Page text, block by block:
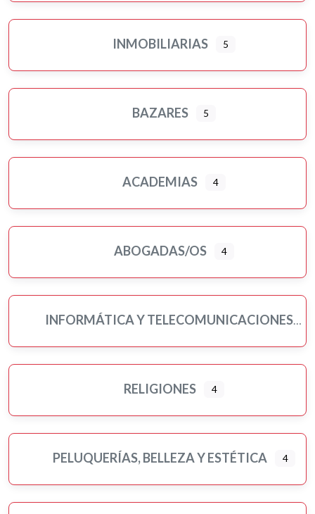
INMOBILIARIAS 5
BAZARES 5
ACADEMIAS 4
ABOGADAS/OS 4
INFORMÁTICA Y TELECOMUNICACIONES
RELIGIONES 4
PELUQUERÍAS, BELLEZA Y ESTÉTICA 4